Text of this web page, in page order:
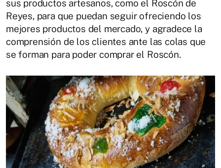
sus productos artesanos, como el Roscón de
Reyes, para que puedan seguir ofreciendo los
mejores productos del mercado, y agradece la
comprensión de los clientes ante las colas que
se forman para poder comprar el Roscón.